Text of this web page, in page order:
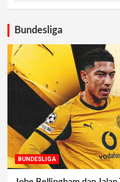
Bundesliga
BUNDESLIGA